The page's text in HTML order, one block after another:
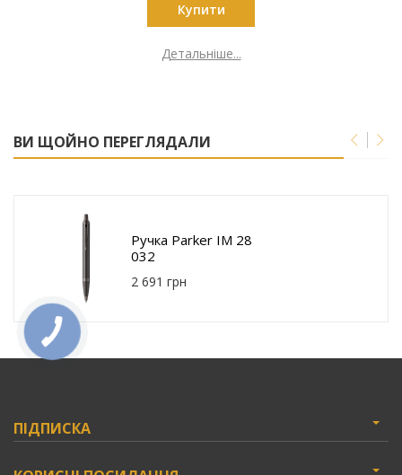
Купити
Детальніше...
ВИ ЩОЙНО ПЕРЕГЛЯДАЛИ
Ручка Parker IM 28
032
2 691 грн
ПІДПИСКА